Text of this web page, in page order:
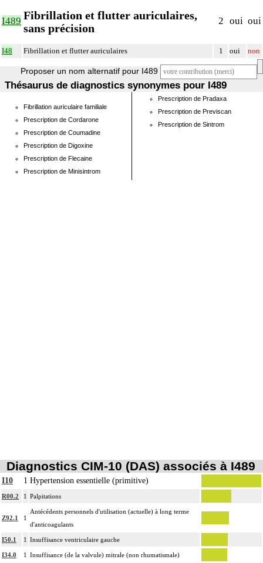
I489 Fibrillation et flutter auriculaires,
sans précision
2 oui oui
I48 Fibrillation et flutter auriculaires 1 oui non
Proposer un nom alternatif pour I489
Thésaurus de diagnostics synonymes pour I489
Fibrillation auriculaire familiale
Prescription de Cordarone
Prescription de Coumadine
Prescription de Digoxine
Prescription de Flecaine
Prescription de Minisintrom
Prescription de Pradaxa
Prescription de Previscan
Prescription de Sintrom
Diagnostics CIM-10 (DAS) associés à I489
I10 1 Hypertension essentielle (primitive)
R00.2 1 Palpitations
Z92.1 1
Antécédents personnels d'utilisation (actuelle) à long terme
d'anticoagulants
I50.1 1 Insuffisance ventriculaire gauche
I34.0 1 Insuffisance (de la valvule) mitrale (non rhumatismale)